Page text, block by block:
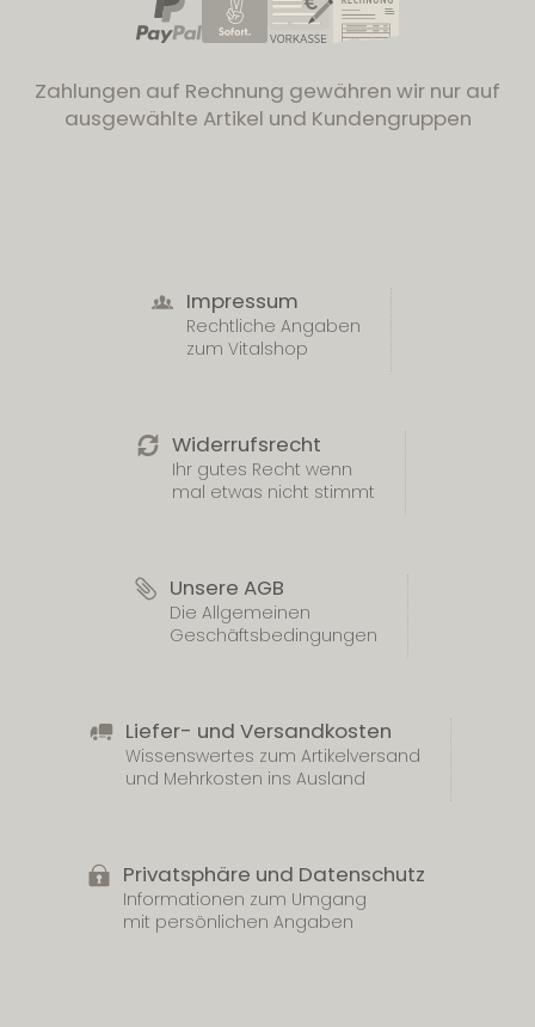
Zahlungen auf Rechnung gewähren wir nur auf
ausgewählte Artikel und Kundengruppen
Impressum
Rechtliche Angaben
zum Vitalshop
Widerrufsrecht
Ihr gutes Recht wenn
mal etwas nicht stimmt
Unsere AGB
Die Allgemeinen
Geschäftsbedingungen
Liefer- und Versandkosten
Wissenswertes zum Artikelversand
und Mehrkosten ins Ausland
Privatsphäre und Datenschutz
Informationen zum Umgang
mit persönlichen Angaben